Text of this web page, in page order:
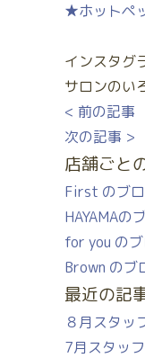
★ホットペ
インスタ
サロンのい
< 前の記事
次の記事 >
店舗ごと
First のブ
HAYAMAの
for you の
Brown のブ
最近の記
８月スタッ
7月スタッ